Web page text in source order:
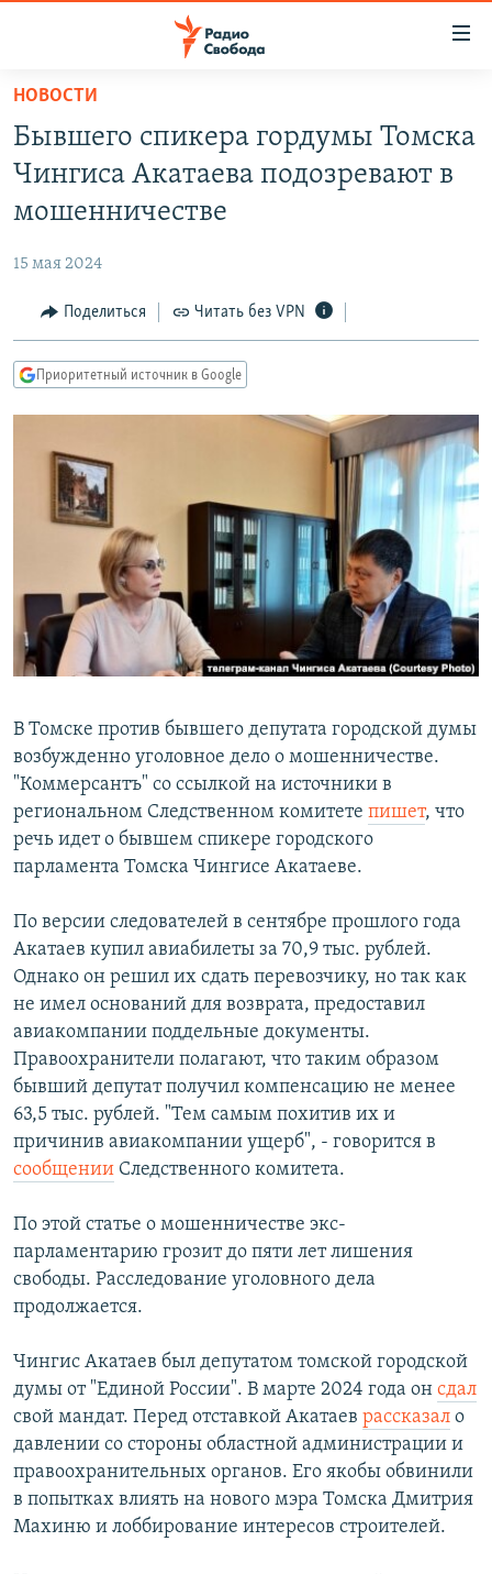
упрощенного
доступа
Вернуться
основному
Вернутся
Вернутся
МНЕНИЯ
КУЛЬТУРА
КАВКАЗ.РЕАЛИИ
СИБИРЬ.РЕАЛИИ
РАСПИСАНИЕ ВЕЩАНИЯ
ПОДПИШИТЕСЬ НА РАССЫЛКУ
СОЦИАЛЬНЫЕ СЕТИ
Все сайты РСЕ/РС
НОВОСТИ
Бывшего спикера гордумы Томска
Чингиса Акатаева подозревают в
мошенничестве
15 мая 2024
Поделиться Читать без VPN
Приоритетный источник в Google
В Томске против бывшего депутата городской думы
возбужденно уголовное дело о мошенничестве.
"Коммерсантъ" со ссылкой на источники в
региональном Следственном комитете пишет, что
речь идет о бывшем спикере городского
парламента Томска Чингисе Акатаеве.
По версии следователей в сентябре прошлого года
Акатаев купил авиабилеты за 70,9 тыс. рублей.
Однако он решил их сдать перевозчику, но так как
не имел оснований для возврата, предоставил
авиакомпании поддельные документы.
Правоохранители полагают, что таким образом
бывший депутат получил компенсацию не менее
63,5 тыс. рублей. "Тем самым похитив их и
причинив авиакомпании ущерб", - говорится в
сообщении Следственного комитета.
По этой статье о мошенничестве экс-
парламентарию грозит до пяти лет лишения
свободы. Расследование уголовного дела
продолжается.
Чингис Акатаев был депутатом томской городской
думы от "Единой России". В марте 2024 года он сдал
свой мандат. Перед отставкой Акатаев рассказал о
давлении со стороны областной администрации и
правоохранительных органов. Его якобы обвинили
в попытках влиять на нового мэра Томска Дмитрия
Махиню и лоббирование интересов строителей.